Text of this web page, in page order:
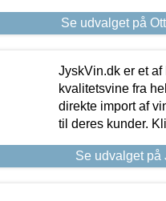
Se udvalget på
JyskVin.dk er et
kvalitetsvine fra
direkte import af
til deres kunder.
Se udvalget på